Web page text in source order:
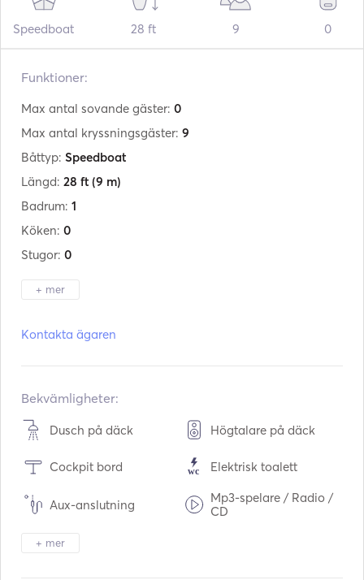
Speedboat 28 ft 9 0
Funktioner:
Max antal sovande gäster: 0
Max antal kryssningsgäster: 9
Båttyp: Speedboat
Längd: 28 ft (9 m)
Badrum: 1
Köken: 0
Stugor: 0
+ mer
Motorer:1 x 300hp
Bränsletyp:
Konsumtion:
Vattenkapacitet:70
Bränslekapacitet:
Högsta marschfart:
Kontakta ägaren
Bekvämligheter:
Dusch på däck Högtalare på däck
Cockpit bord Elektrisk toalett
Aux-anslutning
Mp3-spelare / Radio /
CD
Padelbräda
+ mer